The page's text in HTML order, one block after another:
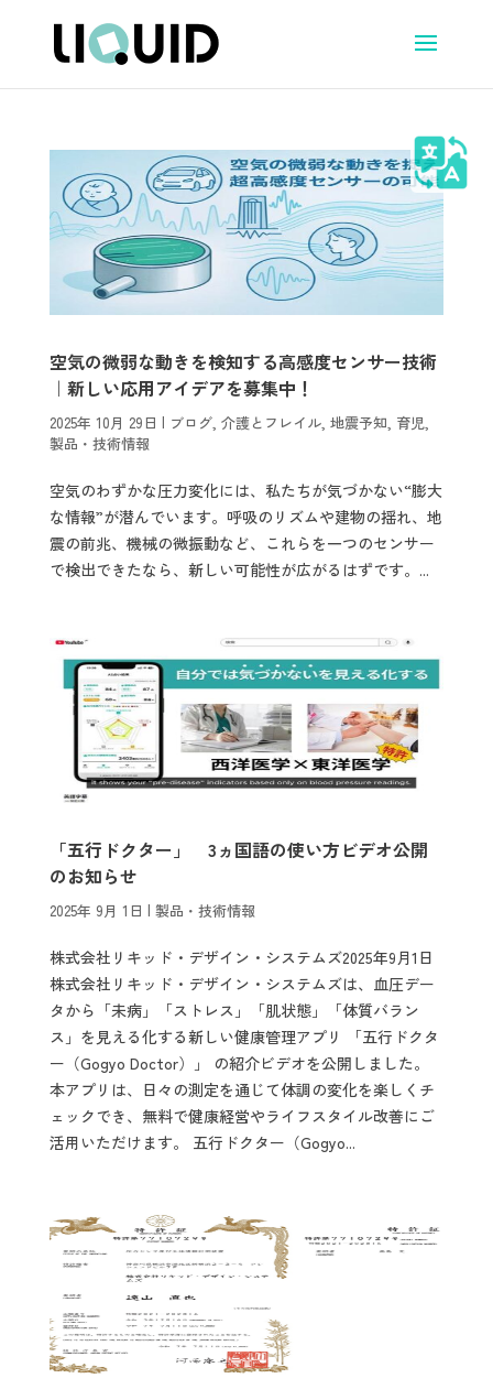
空気の微弱な動きを検知する高感度センサー技術
｜新しい応用アイデアを募集中！
2025年 10月 29日 | ブログ, 介護とフレイル, 地震予知, 育児,
製品・技術情報
空気のわずかな圧力変化には、私たちが気づかない“膨大
な情報”が潜んでいます。呼吸のリズムや建物の揺れ、地
震の前兆、機械の微振動など、これらを一つのセンサー
で検出できたなら、新しい可能性が広がるはずです。...
「五行ドクター」 3ヵ国語の使い方ビデオ公開
のお知らせ
2025年 9月 1日 | 製品・技術情報
株式会社リキッド・デザイン・システムズ2025年9月1日
株式会社リキッド・デザイン・システムズは、血圧デー
タから「未病」「ストレス」「肌状態」「体質バラン
ス」を見える化する新しい健康管理アプリ 「五行ドクタ
ー（Gogyo Doctor）」 の紹介ビデオを公開しました。
本アプリは、日々の測定を通じて体調の変化を楽しくチ
ェックでき、無料で健康経営やライフスタイル改善にご
活用いただけます。 五行ドクター（Gogyo...